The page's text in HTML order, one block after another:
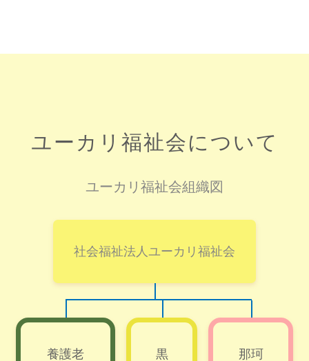
ユーカリ福祉会について
ユーカリ福祉会組織図
社会福祉法人ユーカリ福祉会
養護老 黒 那珂